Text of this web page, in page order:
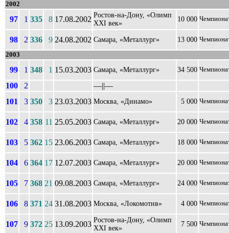
2002
97 1 335 8 17.08.2002 Ростов-на-Дону, «Олимп
XXI век»
10 000
98 2 336 9 24.08.2002 Самара, «Металлург» 13 000
2003
99 1 348 1 15.03.2003 Самара, «Металлург» 34 500
100 2
––||––
101
3 350 3 23.03.2003 Москва, «Динамо» 5 000
102 4 358 11 25.05.2003 Самара, «Металлург» 20 000
103 5 362 15 23.06.2003 Самара, «Металлург» 18 000
104 6 364 17 12.07.2003 Самара, «Металлург» 20 000
105 7 368 21 09.08.2003 Самара, «Металлург» 24 000
106 8 371 24 31.08.2003 Москва, «Локомотив» 4 000
107 9 372 25 13.09.2003 Ростов-на-Дону, «Олимп
XXI век»
7 500